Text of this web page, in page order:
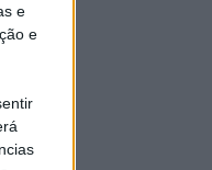
e
e